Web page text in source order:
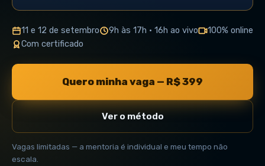
11 e 12 de setembro 9h às 17h · 16h ao vivo
100% online
Com certificado
Quero minha vaga — R$ 399
Ver o método
Vagas limitadas — a mentoria é individual e meu tempo não
escala.